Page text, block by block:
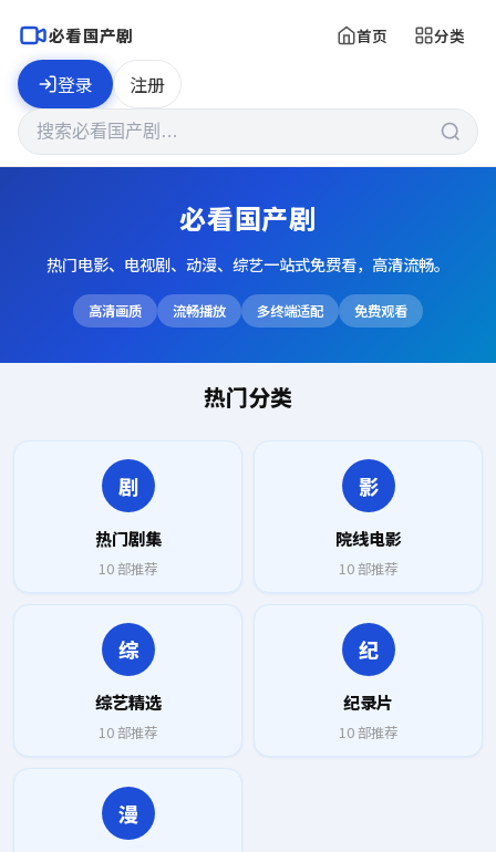
必看国产剧 首页 分类
登录 注册
必看国产剧
热门电影、电视剧、动漫、综艺一站式免费看，高清流畅。
高清画质 流畅播放 多终端适配 免费观看
热门分类
剧
热门剧集
10部推荐
影
院线电影
10部推荐
综
综艺精选
10部推荐
纪
纪录片
10部推荐
漫